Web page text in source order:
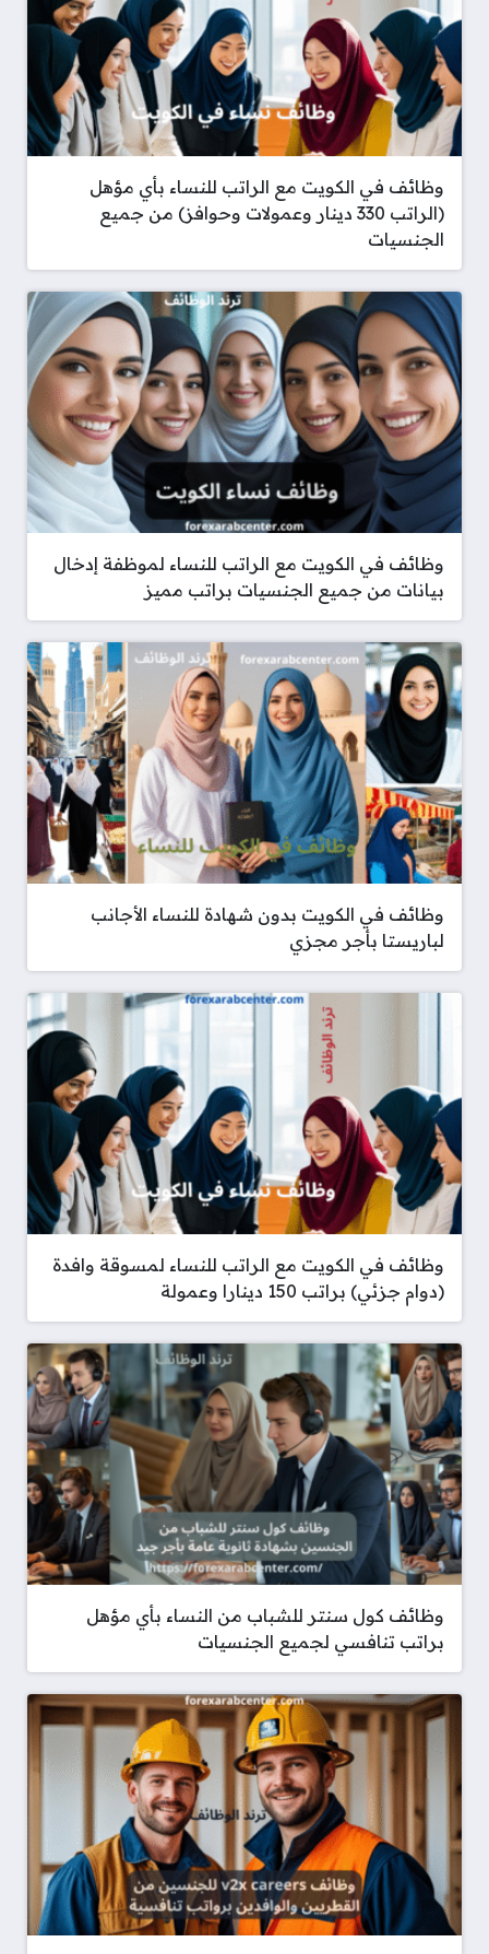
وظائف في الكويت مع الراتب للنساء بأي مؤهل
(الراتب 330 دينار وعمولات وحوافز) من جميع
الجنسيات
وظائف في الكويت مع الراتب للنساء لموظفة إدخال
بيانات من جميع الجنسيات براتب مميز
وظائف في الكويت بدون شهادة للنساء الأجانب
لباريستا بأجر مجزي
وظائف في الكويت مع الراتب للنساء لمسوقة وافدة
(دوام جزئي) براتب 150 دينارا وعمولة
وظائف كول سنتر للشباب من النساء بأي مؤهل
براتب تنافسي لجميع الجنسيات